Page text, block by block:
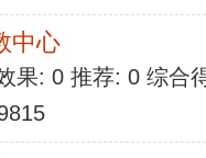
中心
果: 0 推荐: 0 综合